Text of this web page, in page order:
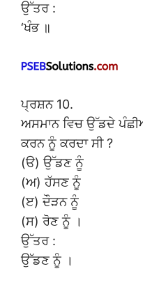
ਉੱਤਰ :
‘ਖੰਭ ॥
ਪ੍ਰਸ਼ਨ 10.
ਅਸਮਾਨ ਵਿਚ ਉੱਡਦੇ
ਕਰਨ ਨੂੰ ਕਰਦਾ ਸੀ ?
(ੳ) ਉੱਡਣ ਨੂੰ
(ਅ) ਹੱਸਣ ਨੂੰ
(ੲ) ਦੌੜਨ ਨੂੰ
(ਸ) ਰੋਣ ਨੂੰ ।
ਉੱਤਰ :
ਉੱਡਣ ਨੂੰ ।